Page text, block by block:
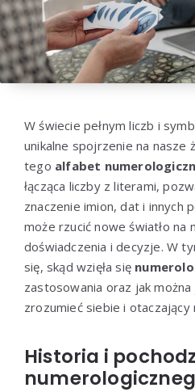
W świecie pełnym liczb i
unikalne spojrzenie na nasze
tego alfabet
łącząca liczby z literami,
znaczenie imion, dat i innych
może rzucić nowe światło na
doświadczenia i decyzje. W
się, skąd wzięła się
zastosowania oraz jak
zrozumieć siebie i otaczający
Historia i